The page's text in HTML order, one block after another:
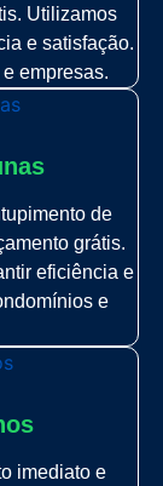
Utilizamos
e satisfação.
empresas.
de
grátis.
eficiência e
e
imediato e